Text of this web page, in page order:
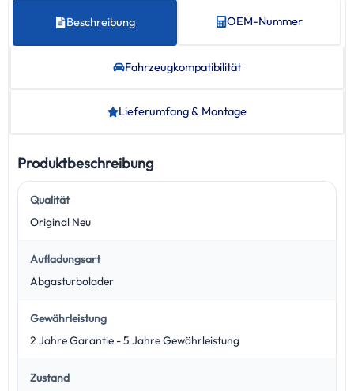
Beschreibung OEM-Nummer
Fahrzeug­kompatibilität
Lieferumfang & Montage
Produktbeschreibung
Qualität
Original Neu
Aufladungsart
Abgasturbolader
Gewährleistung
2 Jahre Garantie - 5 Jahre Gewährleistung
Zustand